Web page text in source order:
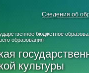
Сведения об
бюджетное
образования
культуры